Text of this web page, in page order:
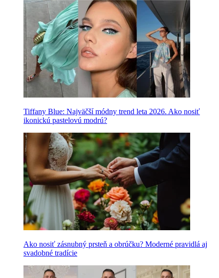
Tiffany Blue: Najväčší módny trend leta 2026. Ako nosiť
ikonickú pastelovú modrú?
Ako nosiť zásnubný prsteň a obrúčku? Moderné pravidlá aj
svadobné tradície